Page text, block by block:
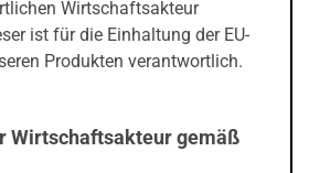
Wirtschaftsakteur
ist für die Einhaltung der EU-
Produkten verantwortlich.
Wirtschaftsakteur gemäß